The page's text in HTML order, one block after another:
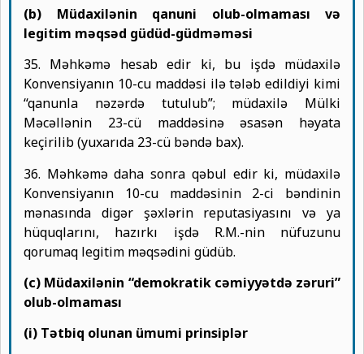
(b) Müdaxilənin qanuni olub-olmaması və
legitim məqsəd güdüd-güdməməsi
35. Məhkəmə hesab edir ki, bu işdə müdaxilə
Konvensiyanın 10-cu maddəsi ilə tələb edildiyi kimi
“qanunla nəzərdə tutulub”; müdaxilə Mülki
Məcəllənin 23-cü maddəsinə əsasən həyata
keçirilib (yuxarıda 23-cü bəndə bax).
36. Məhkəmə daha sonra qəbul edir ki, müdaxilə
Konvensiyanın 10-cu maddəsinin 2-ci bəndinin
mənasında digər şəxlərin reputasiyasını və ya
hüquqlarını, hazırkı işdə R.M.-nin nüfuzunu
qorumaq legitim məqsədini güdüb.
(c) Müdaxilənin “demokratik cəmiyyətdə zəruri”
olub-olmaması
(i) Tətbiq olunan ümumi prinsiplər